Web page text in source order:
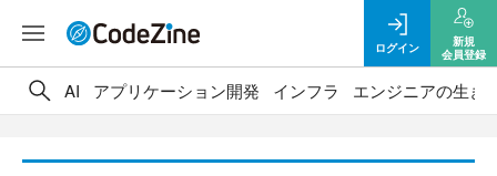
ログイン
新規
会員登録
AI アプリケーション開発 インフラ エンジニアの生き